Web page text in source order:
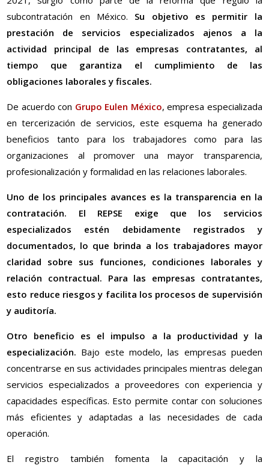
subcontratación en México. Su objetivo es permitir la
prestación de servicios especializados ajenos a la
actividad principal de las empresas contratantes, al
tiempo que garantiza el cumplimiento de las
obligaciones laborales y fiscales.
De acuerdo con Grupo Eulen México, empresa especializada
en tercerización de servicios, este esquema ha generado
beneficios tanto para los trabajadores como para las
organizaciones al promover una mayor transparencia,
profesionalización y formalidad en las relaciones laborales.
Uno de los principales avances es la transparencia en la
contratación. El REPSE exige que los servicios
especializados estén debidamente registrados y
documentados, lo que brinda a los trabajadores mayor
claridad sobre sus funciones, condiciones laborales y
relación contractual. Para las empresas contratantes,
esto reduce riesgos y facilita los procesos de supervisión
y auditoría.
Otro beneficio es el impulso a la productividad y la
especialización. Bajo este modelo, las empresas pueden
concentrarse en sus actividades principales mientras delegan
servicios especializados a proveedores con experiencia y
capacidades específicas. Esto permite contar con soluciones
más eficientes y adaptadas a las necesidades de cada
operación.
El registro también fomenta la capacitación y la